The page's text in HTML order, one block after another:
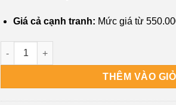
Giá cả cạnh tranh: Mức giá từ
Bàn phím Laptop HP Elite x360 830 G4,
THÊM VÀO